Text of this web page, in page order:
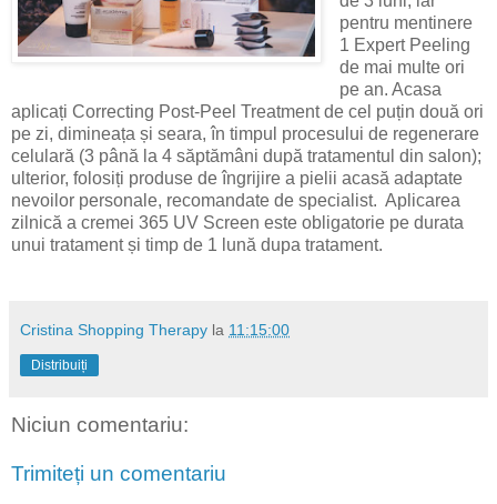
pentru mentinere
1 Expert Peeling
de mai multe ori
pe an. Acasa
aplicați Correcting Post-Peel Treatment de cel puțin două ori
pe zi, dimineața și seara, în timpul procesului de regenerare
celulară (3 până la 4 săptămâni după tratamentul din salon);
ulterior, folosiți produse de îngrijire a pielii acasă adaptate
nevoilor personale, recomandate de specialist. Aplicarea
zilnică a cremei 365 UV Screen este obligatorie pe durata
unui tratament și timp de 1 lună dupa tratament.
Cristina Shopping Therapy la 11:15:00
Distribuiți
Niciun comentariu:
Trimiteți un comentariu